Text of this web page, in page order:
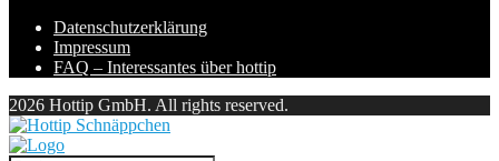
Datenschutzerklärung
Impressum
FAQ – Interessantes über hottip
2026 Hottip GmbH. All rights reserved.